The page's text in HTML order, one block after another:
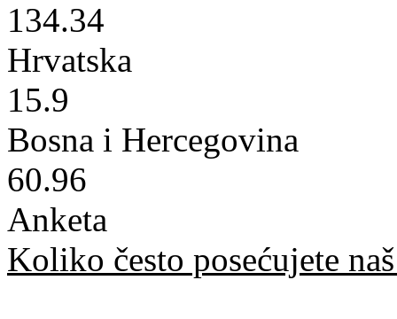
134.34
Hrvatska
15.9
Bosna i Hercegovina
60.96
Anketa
Koliko često posećujete